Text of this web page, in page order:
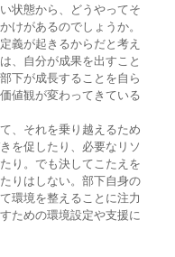
状態から、どうやってそ
けがあるのでしょうか。
義が起きるからだと考え
、自分が成果を出すこと
下が成長することを自ら
値観が変わってきている
、それを乗り越えるため
を促したり、必要なリソ
り。でも決してこたえを
りはしない。部下自身の
環境を整えることに注力
ための環境設定や支援に